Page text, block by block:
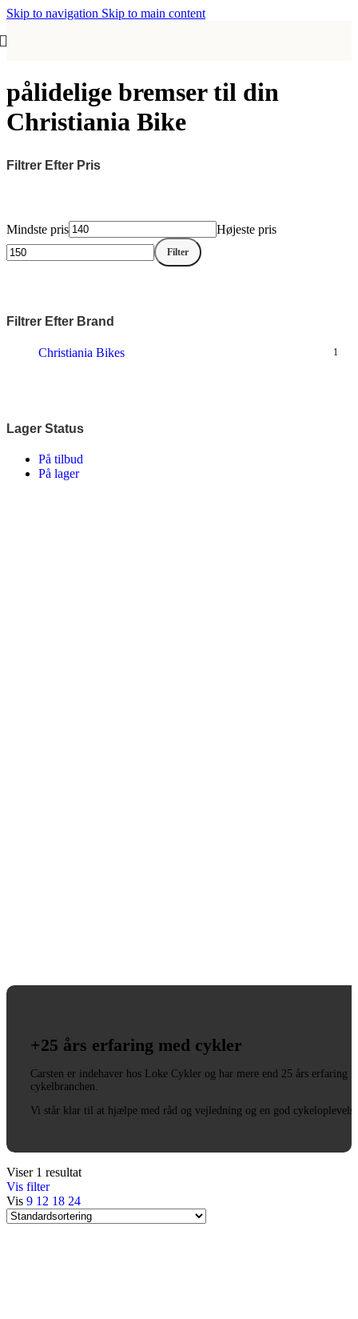
Skip to navigation Skip to main content
pålidelige bremser til din
Christiania Bike
Filtrer Efter Pris
Mindste pris Højeste pris
Filter
Filtrer Efter Brand
Christiania Bikes 1
Lager Status
På tilbud
På lager
+25 års erfaring med cykler
Carsten er indehaver hos Loke Cykler og har mere end 25 års erfaring i
cykelbranchen.
Vi står klar til at hjælpe med råd og vejledning og en god
Viser 1 resultat
Vis filter
Vis 9 12 18 24